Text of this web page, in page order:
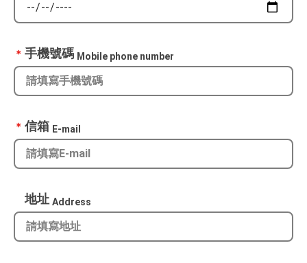
＊ 手機號碼 Mobile phone number
＊ 信箱 E-mail
地址 Address